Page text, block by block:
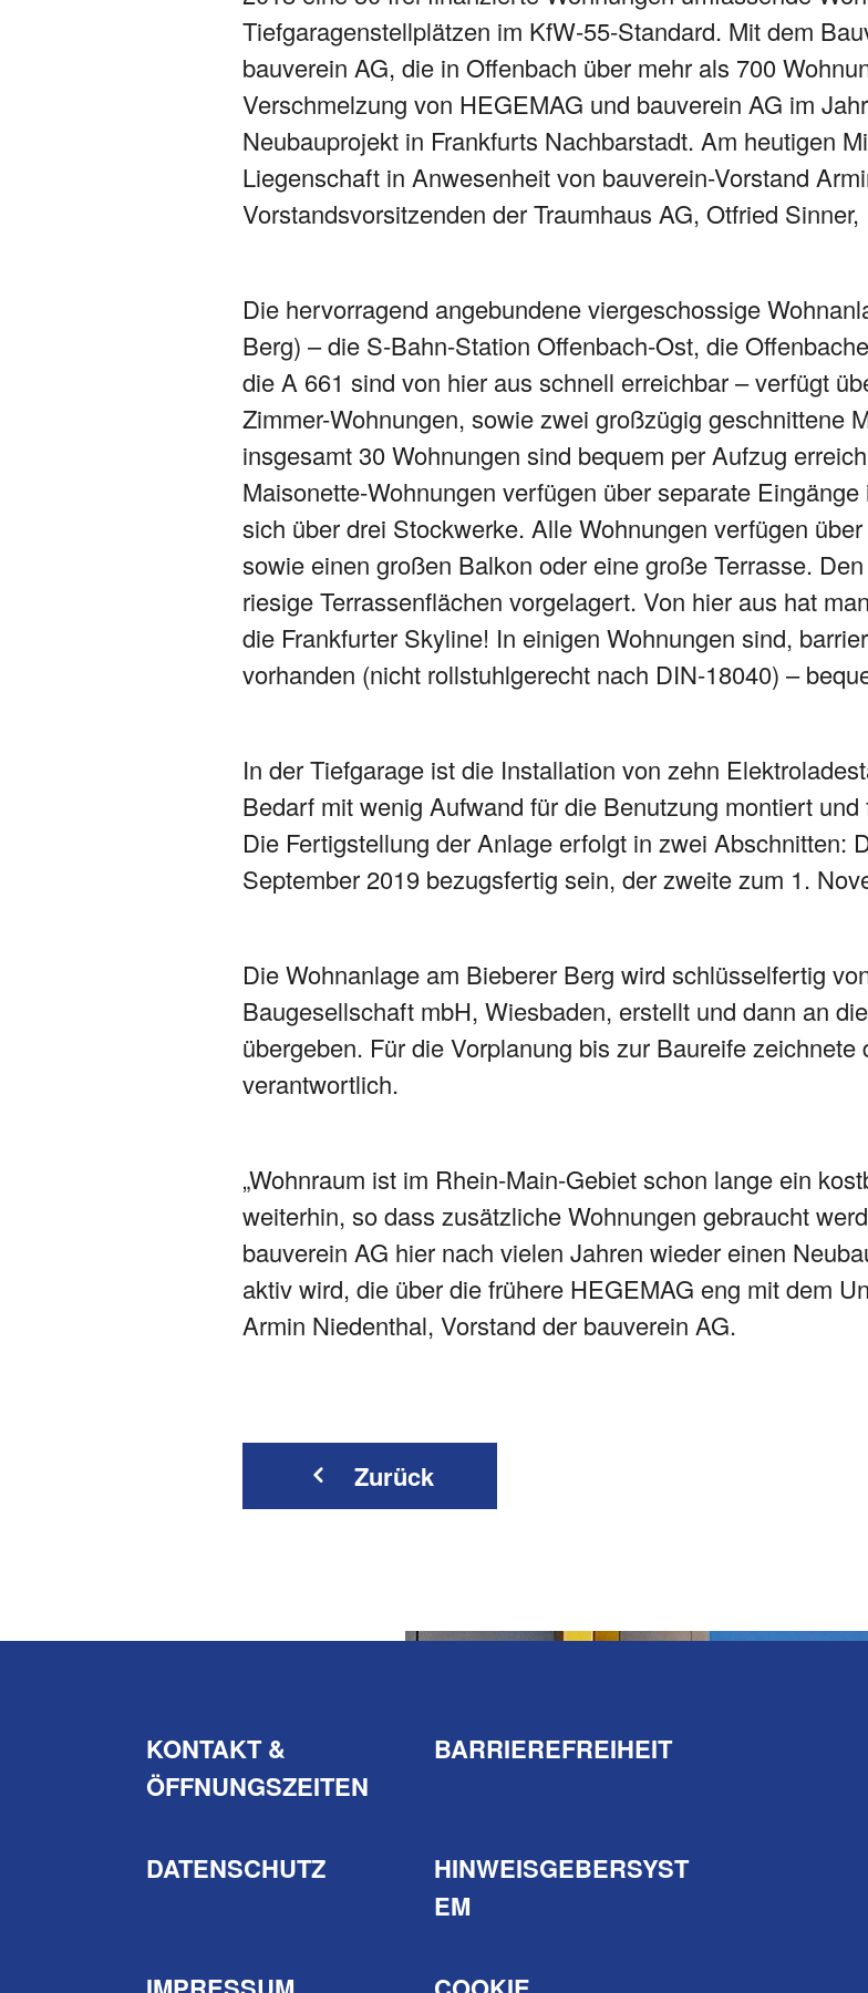
Tiefgaragenstellplätzen im KfW-55-Standard. Mit dem
bauverein AG, die in Offenbach über mehr als 700
Verschmelzung von HEGEMAG und bauverein AG im
Neubauprojekt in Frankfurts Nachbarstadt. Am heutigen
Liegenschaft in Anwesenheit von bauverein-Vorstand
Vorstandsvorsitzenden der Traumhaus AG, Otfried
Die hervorragend angebundene viergeschossige
Berg) – die S-Bahn-Station Offenbach-Ost, die
die A 661 sind von hier aus schnell erreichbar – verfügt
Zimmer-Wohnungen, sowie zwei großzügig geschnittene
insgesamt 30 Wohnungen sind bequem per Aufzug
Maisonette-Wohnungen verfügen über separate
sich über drei Stockwerke. Alle Wohnungen verfügen
sowie einen großen Balkon oder eine große Terrasse.
riesige Terrassenflächen vorgelagert. Von hier aus hat
die Frankfurter Skyline! In einigen Wohnungen sind,
vorhanden (nicht rollstuhlgerecht nach DIN-18040) –
In der Tiefgarage ist die Installation von zehn
Bedarf mit wenig Aufwand für die Benutzung montiert
Die Fertigstellung der Anlage erfolgt in zwei Abschnitten:
September 2019 bezugsfertig sein, der zweite zum 1.
Die Wohnanlage am Bieberer Berg wird schlüsselfertig
Baugesellschaft mbH, Wiesbaden, erstellt und dann an
übergeben. Für die Vorplanung bis zur Baureife
verantwortlich.
„Wohnraum ist im Rhein-Main-Gebiet schon lange ein
weiterhin, so dass zusätzliche Wohnungen gebraucht
bauverein AG hier nach vielen Jahren wieder einen
aktiv wird, die über die frühere HEGEMAG eng mit dem
Armin Niedenthal, Vorstand der bauverein AG.
Zurück
KONTAKT &
ÖFFNUNGSZEITEN
BARRIEREFREIHEIT
DATENSCHUTZ
HINWEISGEBERSYST
EM